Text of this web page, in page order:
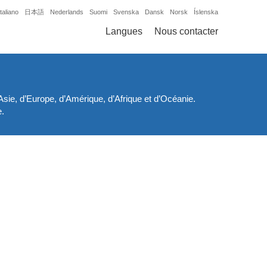
日本語 Nederlands Suomi Svenska Dansk Norsk Íslenska
Langues Nous contacter
d’Europe, d’Amérique, d’Afrique et d’Océanie.